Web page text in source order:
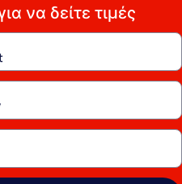
να δείτε τιμές